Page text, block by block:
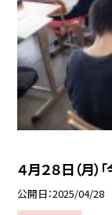
４月２８日（月）
公開日 2025/04/28